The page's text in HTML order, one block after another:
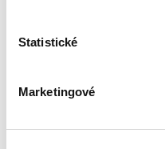
Statistické
Marketingové
Dva nové teleskopické
cenovou nabídku,
Cena na vyžádání